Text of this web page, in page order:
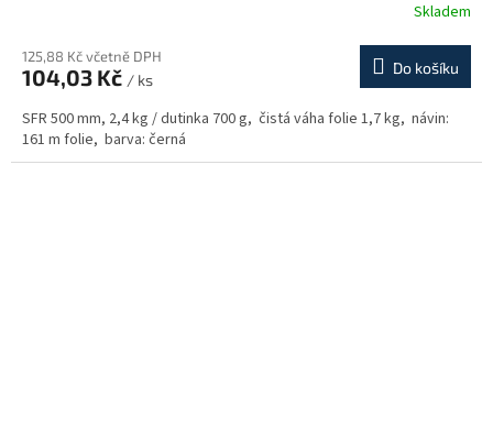
Skladem
125,88 Kč včetně DPH
104,03 Kč / ks
Do košíku
SFR 500 mm, 2,4 kg / dutinka 700 g, čistá váha folie 1,7 kg, návin:
161 m folie, barva: černá